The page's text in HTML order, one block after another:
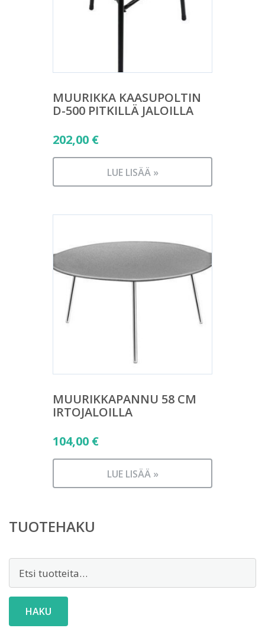
MUURIKKA KAASUPOLTIN
D-500 PITKILLÄ JALOILLA
202,00 €
LUE LISÄÄ »
MUURIKKAPANNU 58 CM
IRTOJALOILLA
104,00 €
LUE LISÄÄ »
TUOTEHAKU
HAKU